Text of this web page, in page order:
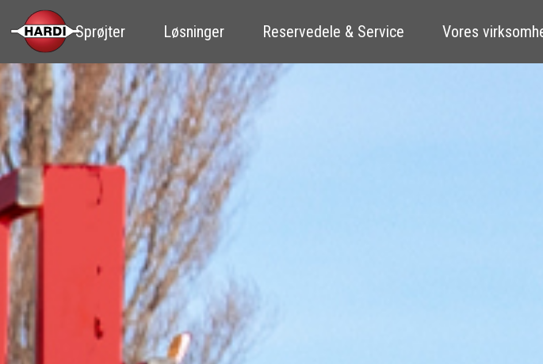
Sprøjter Løsninger Reservedele & Service Vores